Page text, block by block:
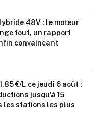
48V : le moteur
tout, un rapport
convaincant
€/L ce jeudi 6 août :
jusqu’à 15
les stations les plus